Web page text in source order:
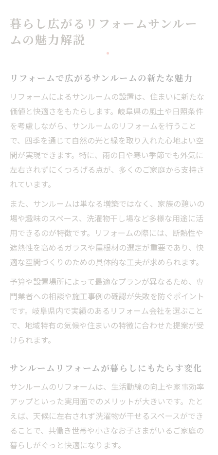
暮らし広がるリフォームサンルー
ムの魅力解説
リフォームで広がるサンルームの新たな魅力
リフォームによるサンルームの設置は、住まいに新たな
価値と快適さをもたらします。岐阜県の風土や日照条件
を考慮しながら、サンルームのリフォームを行うこと
で、四季を通じて自然の光と緑を取り入れた心地よい空
間が実現できます。特に、雨の日や寒い季節でも外気に
左右されずにくつろげる点が、多くのご家庭から支持さ
れています。
また、サンルームは単なる増築ではなく、家族の憩いの
場や趣味のスペース、洗濯物干し場など多様な用途に活
用できるのが特徴です。リフォームの際には、断熱性や
遮熱性を高めるガラスや屋根材の選定が重要であり、快
適な空間づくりのための具体的な工夫が求められます。
予算や設置場所によって最適なプランが異なるため、専
門業者への相談や施工事例の確認が失敗を防ぐポイント
です。岐阜県内で実績のあるリフォーム会社を選ぶこと
で、地域特有の気候や住まいの特徴に合わせた提案が受
けられます。
サンルームリフォームが暮らしにもたらす変化
サンルームのリフォームは、生活動線の向上や家事効率
アップといった実用面でのメリットが大きいです。たと
えば、天候に左右されず洗濯物が干せるスペースができ
ることで、共働き世帯や小さなお子さまがいるご家庭の
暮らしがぐっと快適になります。